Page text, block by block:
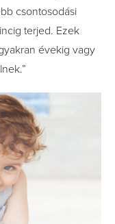
csontosodási
terjed. Ezek
évekig vagy